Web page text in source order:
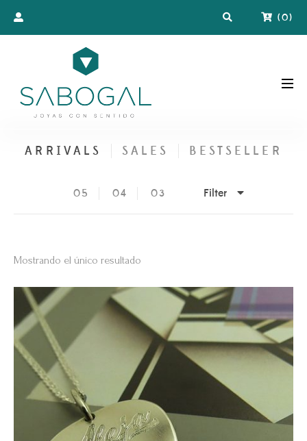
(0)
ARRIVALS SALES BESTSELLER
05 04 03 Filter
Mostrando el único resultado